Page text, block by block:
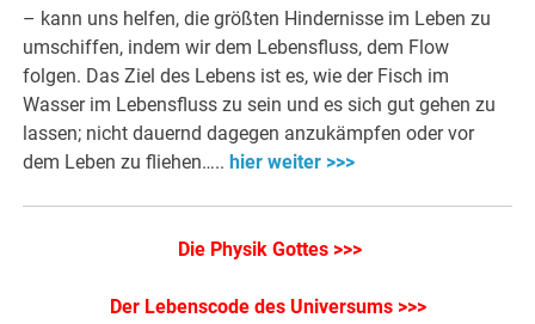
– kann uns helfen, die größten Hindernisse im Leben zu
umschiffen, indem wir dem Lebensfluss, dem Flow
folgen. Das Ziel des Lebens ist es, wie der Fisch im
Wasser im Lebensfluss zu sein und es sich gut gehen zu
lassen; nicht dauernd dagegen anzukämpfen oder vor
dem Leben zu fliehen….. hier weiter >>>
Die Physik Gottes >>>
Der Lebenscode des Universums >>>